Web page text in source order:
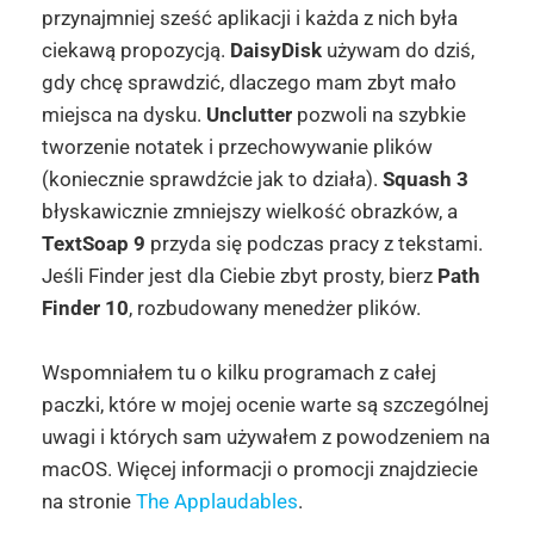
przynajmniej sześć aplikacji i każda z nich była
ciekawą propozycją. DaisyDiskużywam do dziś,
gdy chcę sprawdzić, dlaczego mam zbyt mało
miejsca na dysku. Unclutterpozwoli na szybkie
tworzenie notatek i przechowywanie plików
(koniecznie sprawdźcie jak to działa). Squash 3
błyskawicznie zmniejszy wielkość obrazków, a
TextSoap 9 przyda się podczas pracy z tekstami.
Jeśli Finder jest dla Ciebie zbyt prosty, bierz Path
Finder 10, rozbudowany menedżer plików.
Wspomniałem tu o kilku programach z całej
paczki, które w mojej ocenie warte są szczególnej
uwagi i których sam używałem z powodzeniem na
macOS. Więcej informacji o promocji znajdziecie
na stronie The Applaudables.